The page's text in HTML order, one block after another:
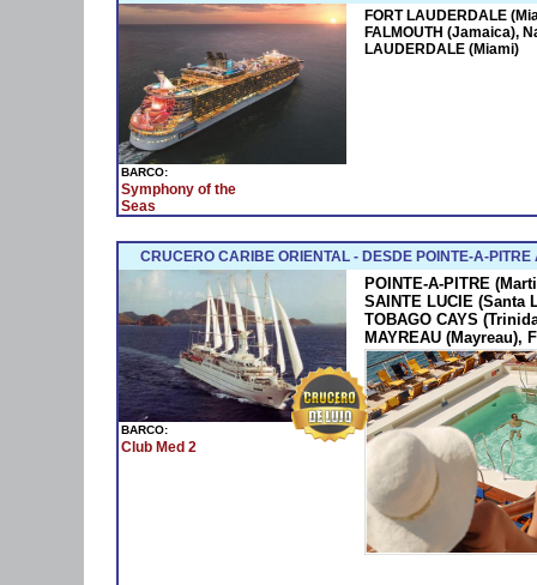
BARCO:
Symphony of the
Seas
FORT LAUDERDALE
FALMOUTH (Jamaica),
LAUDERDALE (Miami)
CRUCERO CARIBE ORIENTAL - DESDE POINTE-A-PITRE
BARCO:
Club Med 2
POINTE-A-PITRE
SAINTE LUCIE (Santa
TOBAGO CAYS
MAYREAU (Mayreau),